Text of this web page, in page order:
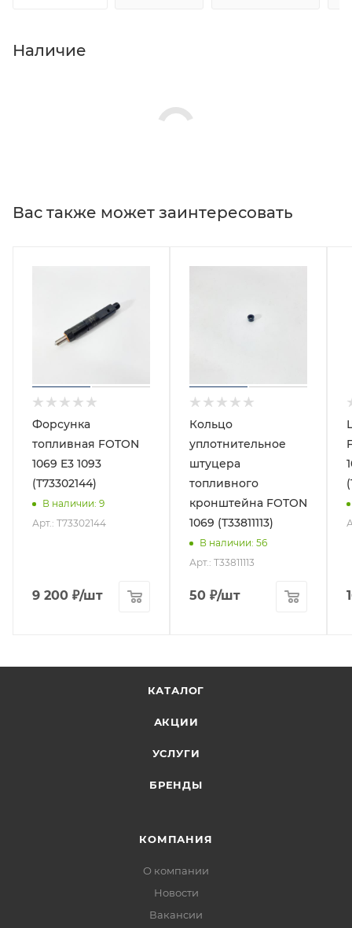
Наличие
Вас также может заинтересовать
Форсунка
топливная FOTON
1069 E3 1093
(T73302144)
В наличии: 9
Арт.: T73302144
9 200 ₽/шт
Кольцо
уплотнительное
штуцера
топливного
кронштейна FOTON
1069 (T33811113)
В наличии: 56
Арт.: T33811113
50 ₽/шт
КАТАЛОГ
АКЦИИ
УСЛУГИ
БРЕНДЫ
КОМПАНИЯ
О компании
Новости
Вакансии